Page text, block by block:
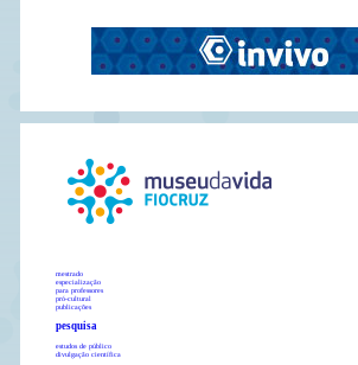
mestrado
especialização
para professores
pró-cultural
publicações
pesquisa
estudos de público
divulgação científica